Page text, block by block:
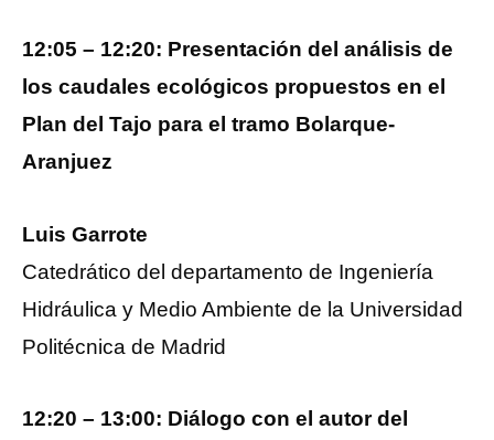
12:05 – 12:20: Presentación del análisis de
los caudales ecológicos propuestos en el
Plan del Tajo para el tramo Bolarque-
Aranjuez
Luis Garrote
Catedrático del departamento de Ingeniería
Hidráulica y Medio Ambiente de la Universidad
Politécnica de Madrid
12:20 – 13:00: Diálogo con el autor del